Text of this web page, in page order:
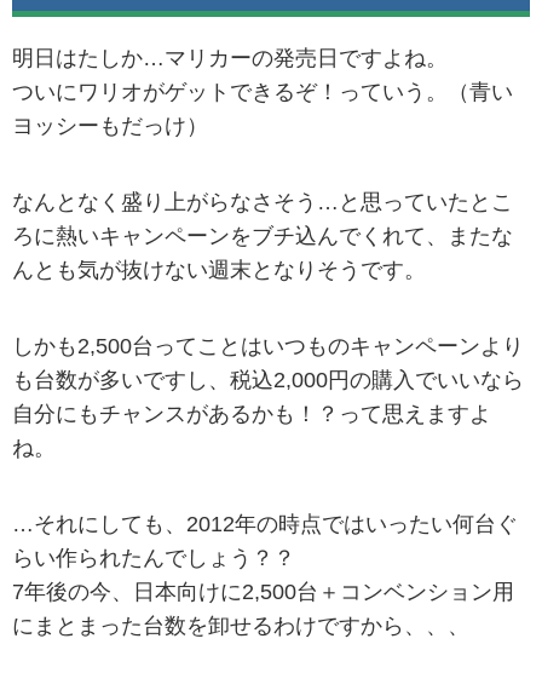
明日はたしか…マリカーの発売日ですよね。
ついにワリオがゲットできるぞ！っていう。（青い
ヨッシーもだっけ）
なんとなく盛り上がらなさそう…と思っていたとこ
ろに熱いキャンペーンをブチ込んでくれて、またな
んとも気が抜けない週末となりそうです。
しかも2,500台ってことはいつものキャンペーンより
も台数が多いですし、税込2,000円の購入でいいなら
自分にもチャンスがあるかも！？って思えますよ
ね。
…それにしても、2012年の時点ではいったい何台ぐ
らい作られたんでしょう？？
7年後の今、日本向けに2,500台＋コンベンション用
にまとまった台数を卸せるわけですから、、、